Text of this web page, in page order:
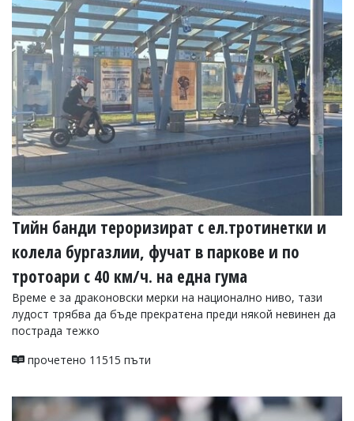
Тийн банди тероризират с ел.тротинетки и
колела бургазлии, фучат в паркове и по
тротоари с 40 км/ч. на една гума
Време е за драконовски мерки на национално ниво, тази
лудост трябва да бъде прекратена преди някой невинен да
пострада тежко
прочетено 11515 пъти